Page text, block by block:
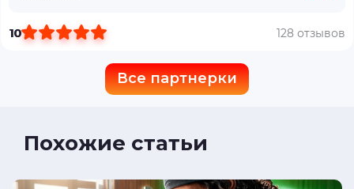
10 128 отзывов
Все партнерки
Похожие статьи